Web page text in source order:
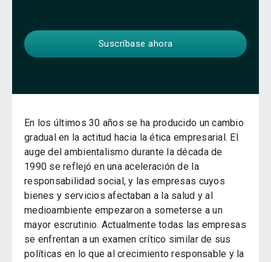
En los últimos 30 años se ha producido un cambio
gradual en la actitud hacia la ética empresarial. El
auge del ambientalismo durante la década de
1990 se reflejó en una aceleración de la
responsabilidad social, y las empresas cuyos
bienes y servicios afectaban a la salud y al
medioambiente empezaron a someterse a un
mayor escrutinio. Actualmente todas las empresas
se enfrentan a un examen crítico similar de sus
políticas en lo que al crecimiento responsable y la